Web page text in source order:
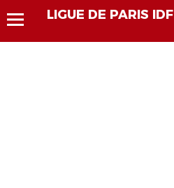
LIGUE DE PARIS IDF